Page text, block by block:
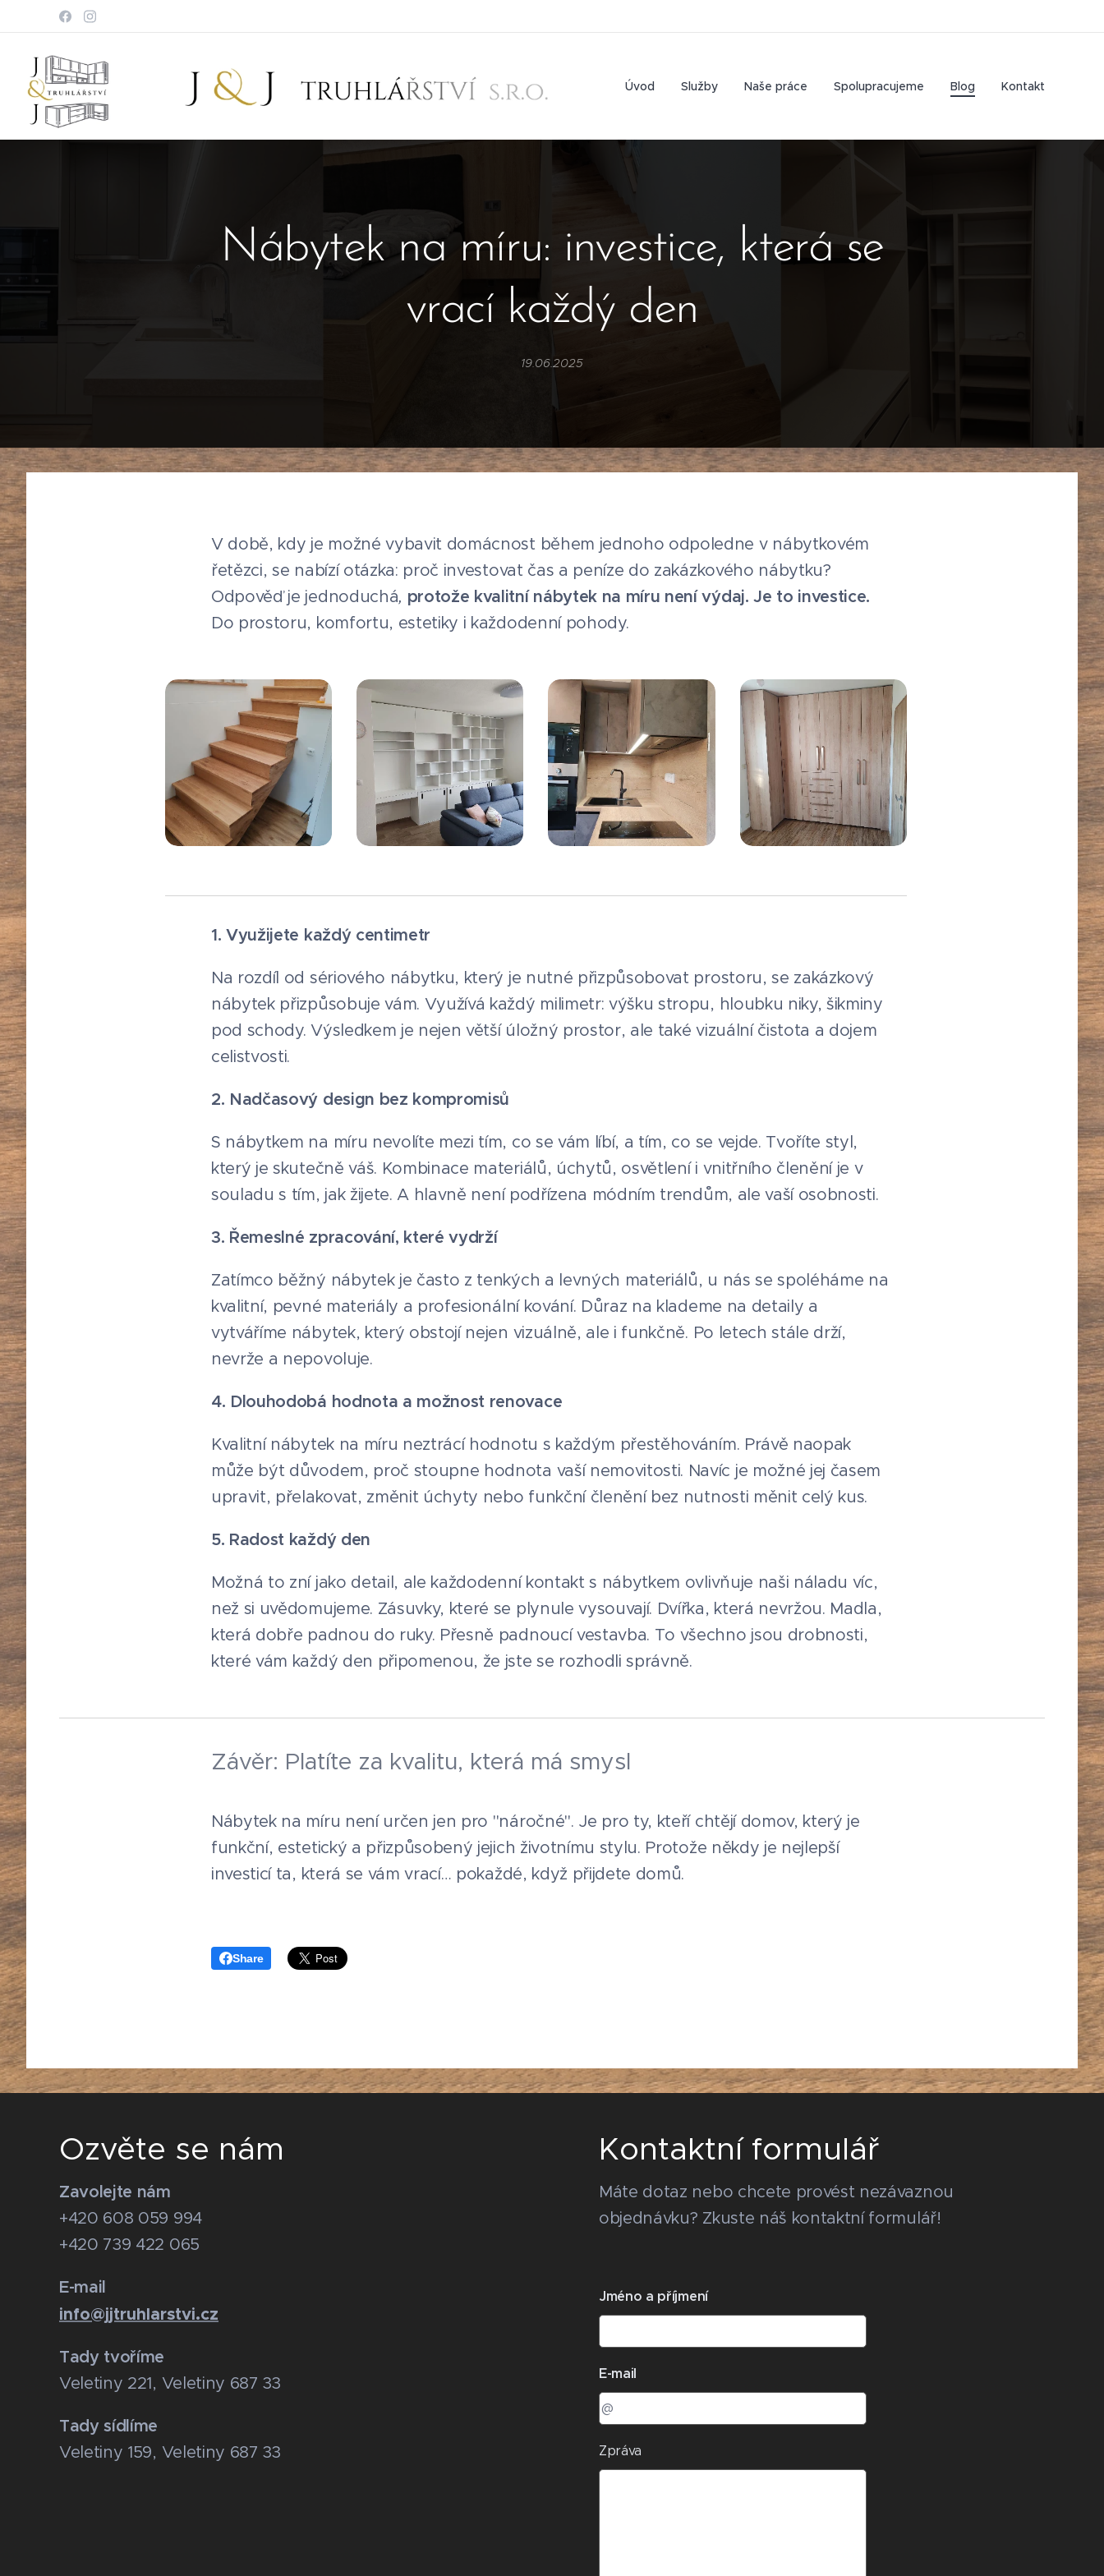
Úvod Služby Naše práce Spolupracujeme Blog Kontakt
Nábytek na míru: investice, která se
vrací každý den
19.06.2025
V době, kdy je možné vybavit domácnost během jednoho odpoledne v nábytkovém
řetězci, se nabízí otázka: proč investovat čas a peníze do zakázkového nábytku?
Odpověď je jednoduchá, protože kvalitní nábytek na míru není výdaj. Je to investice.
Do prostoru, komfortu, estetiky i každodenní pohody.
1. Využijete každý centimetr
Na rozdíl od sériového nábytku, který je nutné přizpůsobovat prostoru, se zakázkový
nábytek přizpůsobuje vám. Využívá každý milimetr: výšku stropu, hloubku niky, šikminy
pod schody. Výsledkem je nejen větší úložný prostor, ale také vizuální čistota a dojem
celistvosti.
2. Nadčasový design bez kompromisů
S nábytkem na míru nevolíte mezi tím, co se vám líbí, a tím, co se vejde. Tvoříte styl,
který je skutečně váš. Kombinace materiálů, úchytů, osvětlení i vnitřního členění je v
souladu s tím, jak žijete. A hlavně není podřízena módním trendům, ale vaší osobnosti.
3. Řemeslné zpracování, které vydrží
Zatímco běžný nábytek je často z tenkých a levných materiálů, u nás se spoléháme na
kvalitní, pevné materiály a profesionální kování. Důraz na klademe na detaily a
vytváříme nábytek, který obstojí nejen vizuálně, ale i funkčně. Po letech stále drží,
nevrže a nepovoluje.
4. Dlouhodobá hodnota a možnost renovace
Kvalitní nábytek na míru neztrácí hodnotu s každým přestěhováním. Právě naopak
může být důvodem, proč stoupne hodnota vaší nemovitosti. Navíc je možné jej časem
upravit, přelakovat, změnit úchyty nebo funkční členění bez nutnosti měnit celý kus.
5. Radost každý den
Možná to zní jako detail, ale každodenní kontakt s nábytkem ovlivňuje naši náladu víc,
než si uvědomujeme. Zásuvky, které se plynule vysouvají. Dvířka, která nevržou. Madla,
která dobře padnou do ruky. Přesně padnoucí vestavba. To všechno jsou drobnosti,
které vám každý den připomenou, že jste se rozhodli správně.
Závěr: Platíte za kvalitu, která má smysl
Nábytek na míru není určen jen pro "náročné". Je pro ty, kteří chtějí domov, který je
funkční, estetický a přizpůsobený jejich životnímu stylu. Protože někdy je nejlepší
investicí ta, která se vám vrací… pokaždé, když přijdete domů.
Share
Ozvěte se nám
Zavolejte nám
+420 608 059 994
+420 739 422 065
E-mail
info@jjtruhlarstvi.cz
Tady tvoříme
Veletiny 221, Veletiny 687 33
Tady sídlíme
Veletiny 159, Veletiny 687 33
Kontaktní formulář
Máte dotaz nebo chcete provést nezávaznou
objednávku? Zkuste náš kontaktní formulář!
Jméno a příjmení
E-mail
Zpráva